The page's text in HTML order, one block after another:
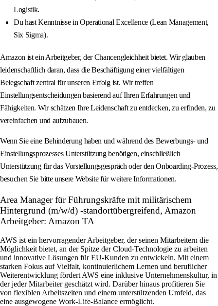
Logistik.
Du hast Kenntnisse in Operational Excellence (Lean Management,
Six Sigma).
Amazon ist ein Arbeitgeber, der Chancengleichheit bietet. Wir glauben
leidenschaftlich daran, dass die Beschäftigung einer vielfältigen
Belegschaft zentral für unseren Erfolg ist. Wir treffen
Einstellungsentscheidungen basierend auf Ihren Erfahrungen und
Fähigkeiten. Wir schätzen Ihre Leidenschaft zu entdecken, zu erfinden, zu
vereinfachen und aufzubauen.
Wenn Sie eine Behinderung haben und während des Bewerbungs- und
Einstellungsprozesses Unterstützung benötigen, einschließlich
Unterstützung für das Vorstellungsgespräch oder den Onboarding-Prozess,
besuchen Sie bitte unsere Website für weitere Informationen.
Area Manager für Führungskräfte mit militärischem
Hintergrund (m/w/d) -standortübergreifend, Amazon
Arbeitgeber: Amazon TA
AWS ist ein hervorragender Arbeitgeber, der seinen Mitarbeitern die
Möglichkeit bietet, an der Spitze der Cloud-Technologie zu arbeiten
und innovative Lösungen für EU-Kunden zu entwickeln. Mit einem
starken Fokus auf Vielfalt, kontinuierlichem Lernen und beruflicher
Weiterentwicklung fördert AWS eine inklusive Unternehmenskultur, in
der jeder Mitarbeiter geschätzt wird. Darüber hinaus profitieren Sie
von flexiblen Arbeitszeiten und einem unterstützenden Umfeld, das
eine ausgewogene Work-Life-Balance ermöglicht.